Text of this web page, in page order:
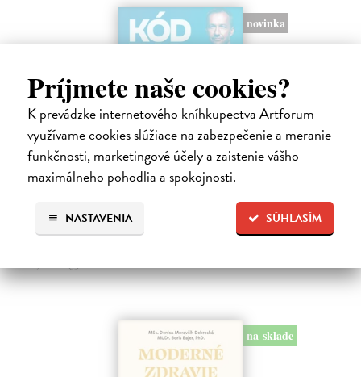
Príjmete naše cookies?
K prevádzke internetového kníhkupectva Artforum
využívame cookies slúžiace na zabezpečenie a meranie
funkčnosti, marketingové účely a zaistenie vášho
maximálneho pohodlia a spokojnosti.
SÚHLASÍM
NASTAVENIA
novinka
Kód zad
Novotný Michal
| Kniha
Co dělat, když vás bolí záda? Cvičit?
17,96 €
na sklade